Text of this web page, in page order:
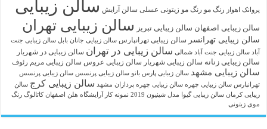
پروانک اهواز رنگ مو رنگ مو زیتونی عسلی سالن آرایش سالن زیبایی
سالن زیبایی اصفهان سالن زیبایی تبریز سالن زیبایی تهران
سالن زیبایی تهرانسر سالن زیبایی تهرانپارس سالن زیبایی جانان بابل سالن زیبایی جنت
آباد سالن زیبایی جنت آباد شمالی سالن زیبایی در تهران سالن زیبایی در شهریار
سالن زیبایی زنانه سالن زیبایی شهریار سالن زیبایی عروس سالن زیبایی مریم رئوف
سالن زیبایی مشهد سالن زیبایی پارس بانو سالن زیبایی پرنسس سالن زیبایی پرنسس
تهرانپارس سالن زیبایی چهره سالن زیبایی چهره پردازان مشهد سالن زیبایی کرج سالن
زیبایی کرمان سالن زیبایی گیوا مدل شینیون 2019 نمونه کار آرایشگاه هلن اصفهان کاتالوگ رنگ
موی زیتونی